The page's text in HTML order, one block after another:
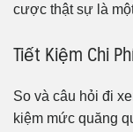
cược thật sự là
Tiết Kiệm Chi
So và câu hỏi đi
kiệm mức quăng